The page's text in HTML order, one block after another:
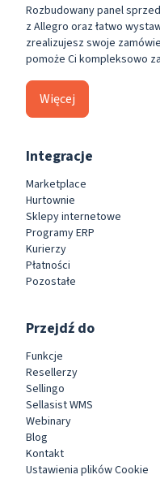
Rozbudowany panel
z Allegro oraz łatwo
zrealizujesz swoje
pomoże Ci kompleksowo
Więcej
Integracje
Marketplace
Hurtownie
Sklepy internetowe
Programy ERP
Kurierzy
Płatności
Pozostałe
Przejdź do
Funkcje
Resellerzy
Sellingo
Sellasist WMS
Webinary
Blog
Kontakt
Ustawienia plików Cookie